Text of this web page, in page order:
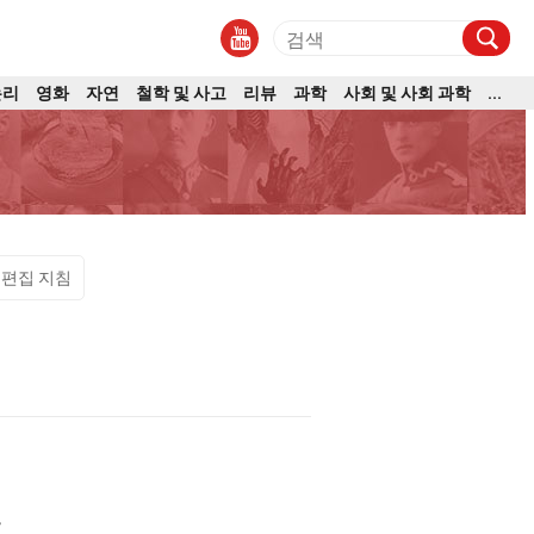
영화 자연 철학 및 사고 리뷰 과학 사회 및 사회 과학
...
편집 지침